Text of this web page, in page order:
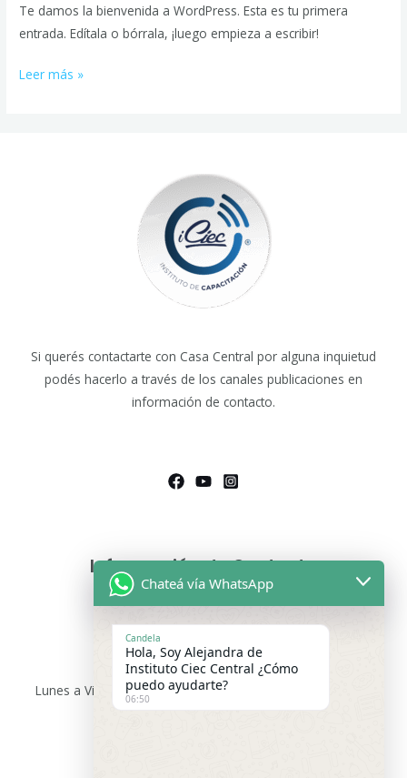
Te damos la bienvenida a WordPress. Esta es tu primera
entrada. Edítala o bórrala, ¡luego empieza a escribir!
Leer más »
Si querés contactarte con Casa Central por alguna inquietud
podés hacerlo a través de los canales publicaciones en
información de contacto.
Información de Contacto
Asesoras Educativas
Lunes a sábados de 9.00 a 13:00 hs
WhatsApp:+54 9 11 2475-9699
Lunes a Viernes 15:00 a 21:00 hs –
91-9167
Chateá vía WhatsApp
Candela
Hola, Soy Alejandra de
Instituto Ciec Central ¿Cómo
puedo ayudarte?
06:50